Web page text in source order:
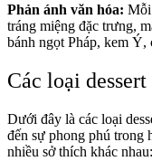
Phản ánh văn hóa: Mỗi
tráng miệng đặc trưng,
bánh ngọt Pháp, kem
Các loại
Dưới đây là các loại
đến sự phong phú trong
nhiều sở thích khác nhau: